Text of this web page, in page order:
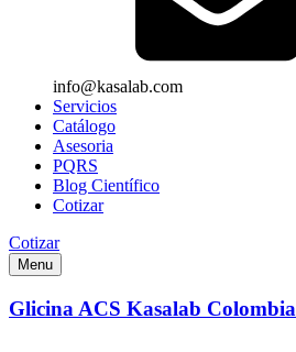
info@kasalab.com
Servicios
Catálogo
Asesoria
PQRS
Blog Científico
Cotizar
Cotizar
Menu
Glicina ACS Kasalab Colombia